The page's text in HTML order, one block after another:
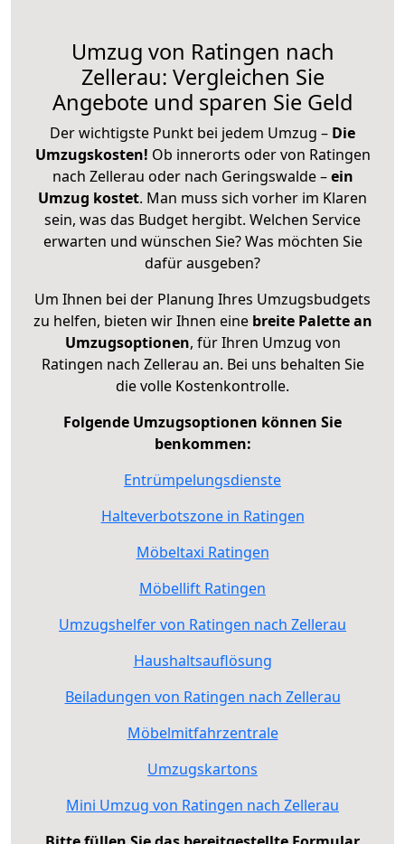
Umzug von Ratingen nach
Zellerau: Vergleichen Sie
Angebote und sparen Sie Geld
Der wichtigste Punkt bei jedem Umzug – Die
Umzugskosten! Ob innerorts oder von Ratingen
nach Zellerau oder nach Geringswalde –ein
Umzug kostet. Man muss sich vorher im Klaren
sein, was das Budget hergibt. Welchen Service
erwarten und wünschen Sie? Was möchten Sie
dafür ausgeben?
Um Ihnen bei der Planung Ihres Umzugsbudgets
zu helfen, bieten wir Ihnen eine breite Palette an
Umzugsoptionen, für Ihren Umzug von
Ratingen nach Zellerau an. Bei uns behalten Sie
die volle Kostenkontrolle.
Folgende Umzugsoptionen können Sie
benkommen:
Entrümpelungsdienste
Halteverbotszone in Ratingen
Möbeltaxi Ratingen
Möbellift Ratingen
Umzugshelfer von Ratingen nach Zellerau
Haushaltsauflösung
Beiladungen von Ratingen nach Zellerau
Möbelmitfahrzentrale
Umzugskartons
Mini Umzug von Ratingen nach Zellerau